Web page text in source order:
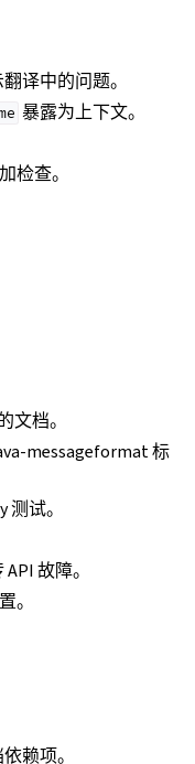
译中的问题。
暴露为上下文。
检查。
文档。
messageformat 标
试。
故障。
。
赖项。